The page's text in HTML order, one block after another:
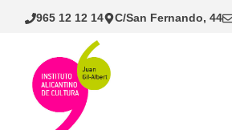
Saltar
965 12 12 14 C/San Fernando, 44